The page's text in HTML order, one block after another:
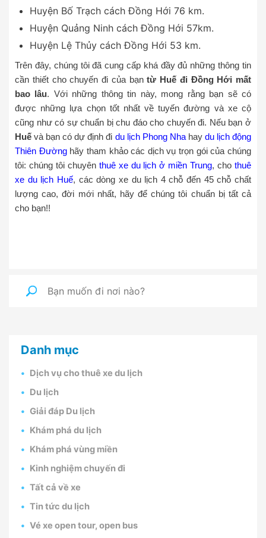
Huyện Bố Trạch cách Đồng Hới 76 km.
Huyện Quảng Ninh cách Đồng Hới 57km.
Huyện Lệ Thủy cách Đồng Hới 53 km.
Trên đây, chúng tôi đã cung cấp khá đầy đủ những thông tin
cần thiết cho chuyến đi của bạntừ Huế đi Đồng Hới mất
bao lâu. Với những thông tin này, mong rằng bạn sẽ có
được những lựa chọn tốt nhất về tuyến đường và xe cộ
cũng như có sự chuẩn bị chu đáo cho chuyến đi. Nếu bạn ở
Huế và bạn có dự định đi du lịch Phong Nhahay du lịch động
Thiên Đườnghãy tham khảo các dịch vụ trọn gói của chúng
tôi: chúng tôi chuyên thuê xe du lịch ở miền Trung, chothuê
xe du lịch Huế, các dòng xe du lịch 4 chỗ đến 45 chỗ chất
lượng cao, đời mới nhất, hãy để chúng tôi chuẩn bị tất cả
cho bạn!!
Danh mục
Dịch vụ cho thuê xe du lịch
Du lịch
Giải đáp Du lịch
Khám phá du lịch
Khám phá vùng miền
Kinh nghiệm chuyến đi
Tất cả về xe
Tin tức du lịch
Vé xe open tour, open bus